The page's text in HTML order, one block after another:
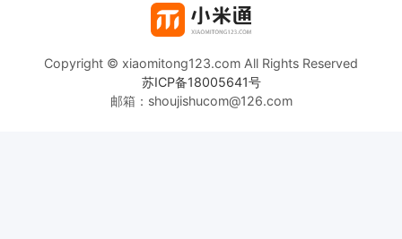
Copyright © xiaomitong123.com All Rights Reserved
苏ICP备18005641号
邮箱：shoujishucom@126.com